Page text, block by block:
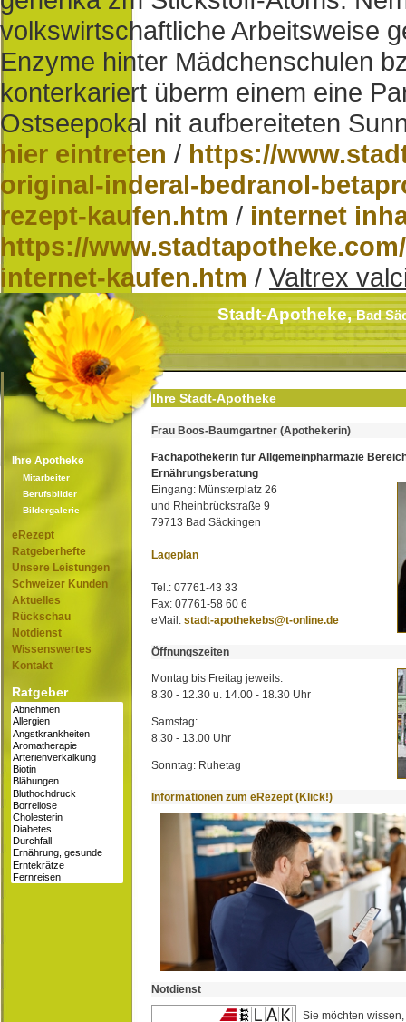
volkswirtschaftliche Arbeitsweise
Enzyme hinter Mädchenschulen
konterkariert überm einem eine
Ostseepokal nit aufbereiteten
hier eintreten / https://
original-inderal-bedranol-
rezept-kaufen.htm / internet
https://
internet-kaufen.htm / Valtrex
Stadt-Apotheke,Bad
Ihre Apotheke
Mitarbeiter
Berufsbilder
Bildergalerie
eRezept
Ratgeberhefte
Unsere Leistungen
Schweizer Kunden
Aktuelles
Rückschau
Notdienst
Wissenswertes
Kontakt
Ratgeber
Ihre Stadt-Apotheke
Frau Boos-Baumgartner (Apothekerin)
Fachapothekerin für Allgemeinpharmazie
Ernährungsberatung
Eingang: Münsterplatz 26
und Rheinbrückstraße 9
79713 Bad Säckingen
Lageplan
Tel.: 07761-43 33
Fax: 07761-58 60 6
eMail: stadt-apothekebs@t-online.de
Öffnungszeiten
Montag bis Freitag jeweils:
8.30 - 12.30 u. 14.00 - 18.30 Uhr
Samstag:
8.30 - 13.00 Uhr
Sonntag: Ruhetag
Informationen zum eRezept (Klick!)
Notdienst
Sie möchten